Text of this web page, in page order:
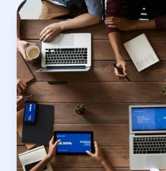
B
u
d
g
e
t
i
n
g